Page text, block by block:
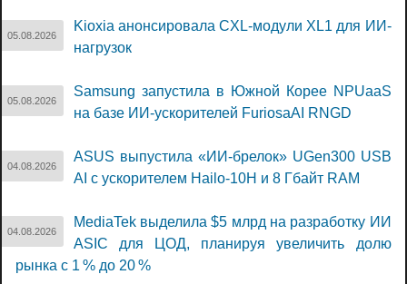
05.08.2026
Kioxia анонсировала CXL-модули XL1 для ИИ-
нагрузок
05.08.2026
Samsung запустила в Южной Корее NPUaaS
на базе ИИ-ускорителей FuriosaAI RNGD
04.08.2026
ASUS выпустила «ИИ-брелок» UGen300 USB
AI с ускорителем Hailo-10H и 8 Гбайт RAM
04.08.2026
MediaTek выделила $5 млрд на разработку ИИ
ASIC для ЦОД, планируя увеличить долю
рынка с 1 % до 20 %